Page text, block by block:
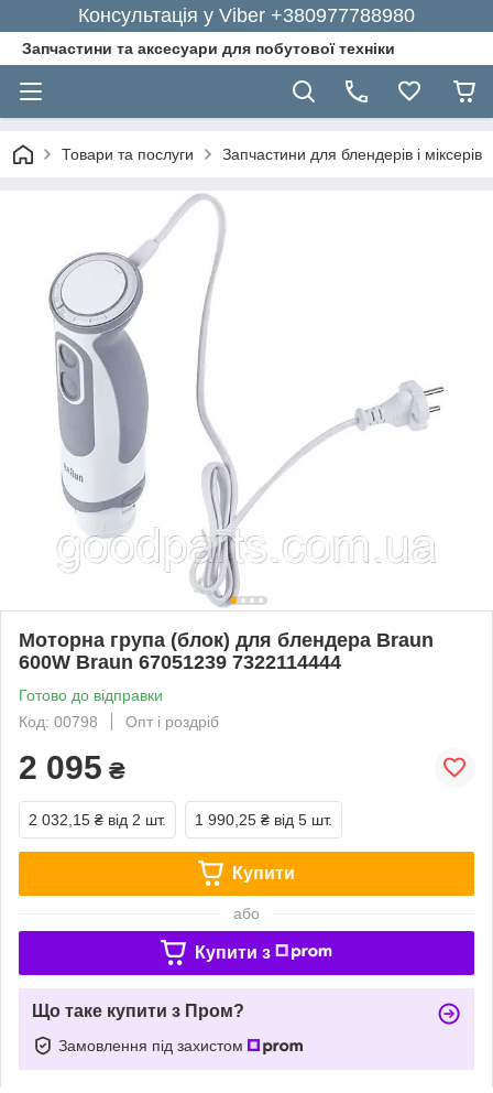
Консультація у Viber +380977788980
Запчастини та аксесуари для побутової техніки
Товари та послуги Запчастини для блендерів і міксерів
Моторна група (блок) для блендера Braun
600W Braun 67051239 7322114444
Готово до відправки
Код: 00798
Опт і роздріб
2 095 ₴
2 032,15 ₴ від 2 шт. 1 990,25 ₴ від 5 шт.
Купити
або
Купити з
Що таке купити з Пром?
Замовлення під захистом